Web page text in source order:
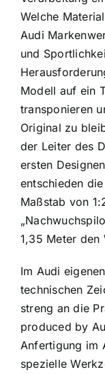
Welche
Audi
und
Modell auf ein
transponieren
Original zu
der Leiter des
ersten
entschieden
Maßstab von
1,35 Meter den
Im Audi
technischen
streng an die
produced by
Anfertigung im
spezielle